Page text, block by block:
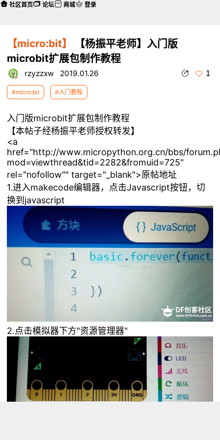
【micro:bit】
【杨振平老师】入门版
microbit扩展包制作教程
rzyzzxw 2019.01.26 1
#micro:bit #入门教程
入门版microbit扩展包制作教程
【本帖子经杨振平老师授权转发】
<a
href="http://www.micropython.org.cn/bbs/
mod=viewthread&tid=2282&fromuid=725"
rel="nofollow"" target="_blank">原帖地址
1.进入makecode编辑器，点击Javascript按钮，切
换到javascript
2.点击模拟器下方"资源管理器"
社区首页 论坛 商城 登录